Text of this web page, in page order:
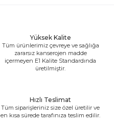
Yüksek Kalite
Tüm ürünlerimiz çevreye ve sağlığa
zararsız kanserojen madde
içermeyen E1 Kalite Standardında
üretilmiştir.
Hızlı Teslimat
Tüm siparişleriniz size özel üretilir ve
en kısa sürede tarafınıza teslim edilir.